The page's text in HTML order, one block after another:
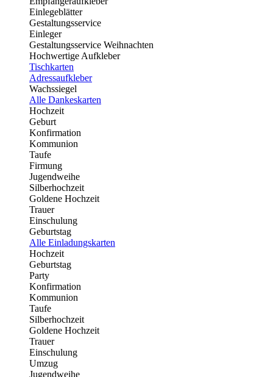
Einlegeblätter
Gestaltungsservice
Einleger
Gestaltungsservice Weihnachten
Hochwertige Aufkleber
Tischkarten
Adressaufkleber
Wachssiegel
Alle Dankeskarten
Hochzeit
Geburt
Konfirmation
Kommunion
Taufe
Firmung
Jugendweihe
Silberhochzeit
Goldene Hochzeit
Trauer
Einschulung
Geburtstag
Alle Einladungskarten
Hochzeit
Geburtstag
Party
Konfirmation
Kommunion
Taufe
Silberhochzeit
Goldene Hochzeit
Trauer
Einschulung
Umzug
Jugendweihe